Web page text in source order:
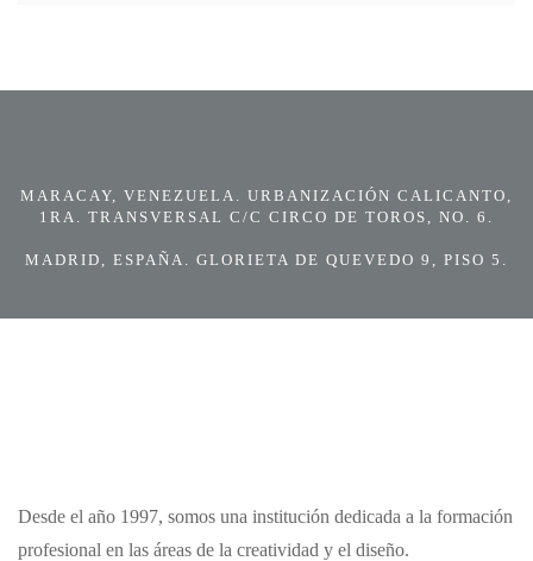
MARACAY, VENEZUELA. URBANIZACIÓN CALICANTO,
1RA. TRANSVERSAL C/C CIRCO DE TOROS, NO. 6.
MADRID, ESPAÑA. GLORIETA DE QUEVEDO 9, PISO 5.
Desde el año 1997, somos una institución dedicada a la formación
profesional en las áreas de la creatividad y el diseño.